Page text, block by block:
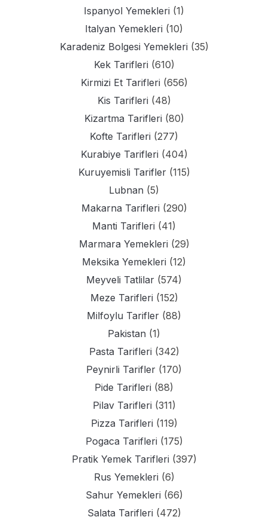
Ispanyol Yemekleri (1)
Italyan Yemekleri (10)
Karadeniz Bolgesi Yemekleri (35)
Kek Tarifleri (610)
Kirmizi Et Tarifleri (656)
Kis Tarifleri (48)
Kizartma Tarifleri (80)
Kofte Tarifleri (277)
Kurabiye Tarifleri (404)
Kuruyemisli Tarifler(115)
Lubnan (5)
Makarna Tarifleri (290)
Manti Tarifleri (41)
Marmara Yemekleri (29)
Meksika Yemekleri (12)
Meyveli Tatlilar (574)
Meze Tarifleri (152)
Milfoylu Tarifler (88)
Pakistan (1)
Pasta Tarifleri (342)
Peynirli Tarifler (170)
Pide Tarifleri (88)
Pilav Tarifleri (311)
Pizza Tarifleri (119)
Pogaca Tarifleri (175)
Pratik Yemek Tarifleri (397)
Rus Yemekleri (6)
Sahur Yemekleri (66)
Salata Tarifleri (472)